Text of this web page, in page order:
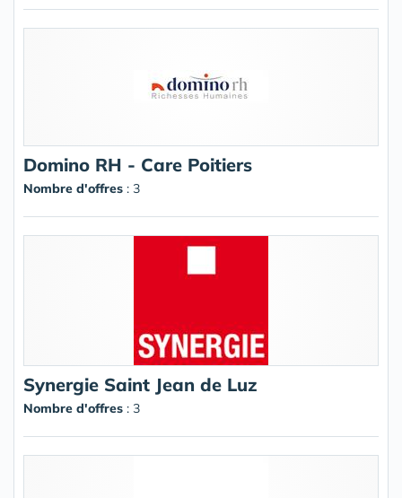
Domino RH - Care Poitiers
Nombre d'offres : 3
Synergie Saint Jean de Luz
Nombre d'offres : 3